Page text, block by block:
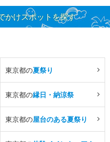
かけスポットを探す
東京都の夏祭り
東京都の縁日・納涼祭
東京都の屋台のある夏祭り